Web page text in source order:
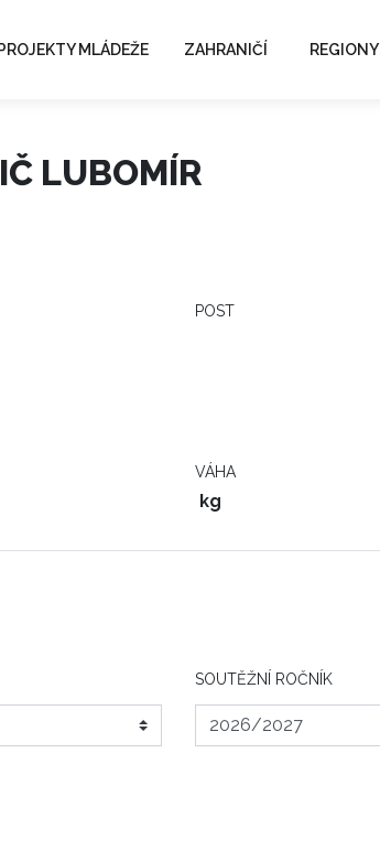
MLÁDEŽE ZAHRANIČÍ REGIONY
LUBOMÍR
POST
VÁHA
kg
SOUTĚŽNÍ ROČNÍK